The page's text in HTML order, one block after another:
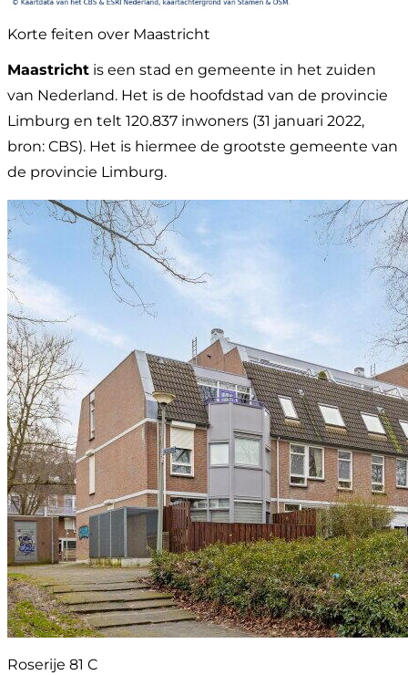
Korte feiten over Maastricht
Maastricht is een stad en gemeente in het zuiden
van Nederland. Het is de hoofdstad van de provincie
Limburg en telt 120.837 inwoners (31 januari 2022,
bron: CBS). Het is hiermee de grootste gemeente van
de provincie Limburg.
Roserije 81 C